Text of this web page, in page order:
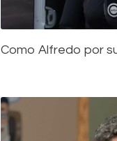
Como Alfredo por